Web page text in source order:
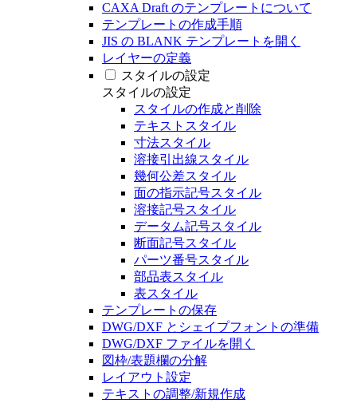
CAXA Draft のテンプレートについて
テンプレートの作成手順
JIS の BLANK テンプレートを開く
レイヤーの定義
スタイルの設定
スタイルの設定
スタイルの作成と削除
テキストスタイル
寸法スタイル
溶接引出線スタイル
幾何公差スタイル
面の指示記号スタイル
溶接記号スタイル
データム記号スタイル
断面記号スタイル
パーツ番号スタイル
部品表スタイル
表スタイル
テンプレートの保存
DWG/DXF とシェイプフォントの準備
DWG/DXF ファイルを開く
図枠/表題欄の分解
レイアウト設定
テキストの調整/新規作成